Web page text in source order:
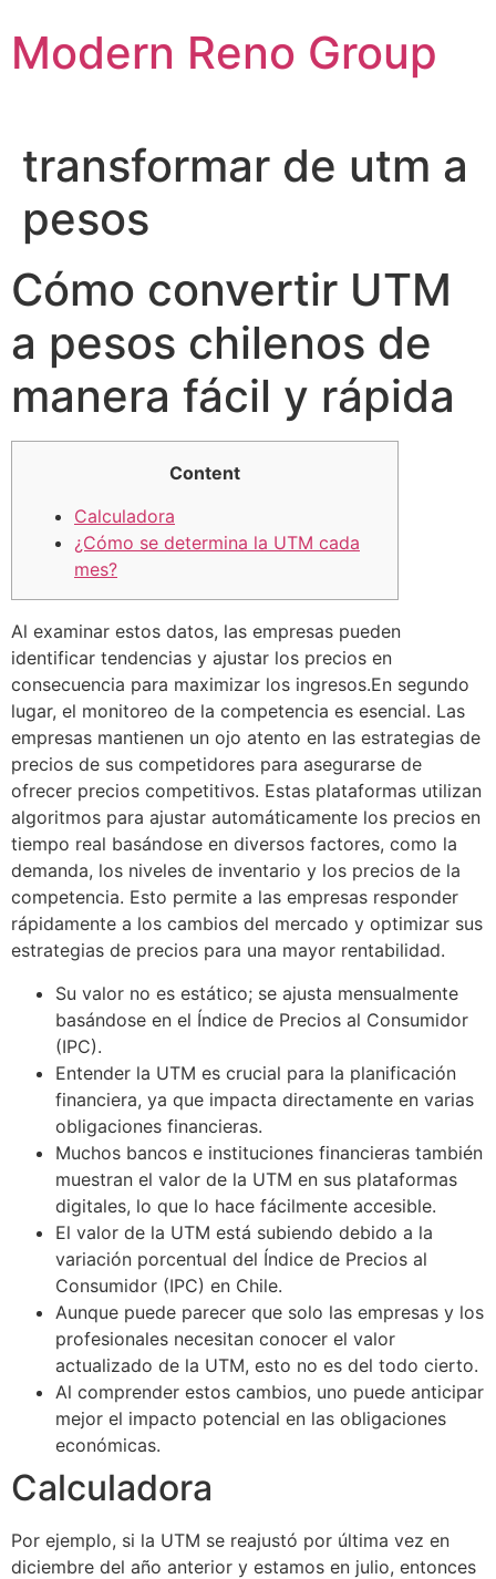
to
content
Modern Reno Group
transformar de utm a
pesos
Cómo convertir UTM
a pesos chilenos de
manera fácil y rápida
Content
Calculadora
¿Cómo se determina la UTM cada
mes?
Al examinar estos datos, las empresas pueden
identificar tendencias y ajustar los precios en
consecuencia para maximizar los ingresos.En segundo
lugar, el monitoreo de la competencia es esencial. Las
empresas mantienen un ojo atento en las estrategias de
precios de sus competidores para asegurarse de
ofrecer precios competitivos. Estas plataformas utilizan
algoritmos para ajustar automáticamente los precios en
tiempo real basándose en diversos factores, como la
demanda, los niveles de inventario y los precios de la
competencia. Esto permite a las empresas responder
rápidamente a los cambios del mercado y optimizar sus
estrategias de precios para una mayor rentabilidad.
Su valor no es estático; se ajusta mensualmente
basándose en el Índice de Precios al Consumidor
(IPC).
Entender la UTM es crucial para la planificación
financiera, ya que impacta directamente en varias
obligaciones financieras.
Muchos bancos e instituciones financieras también
muestran el valor de la UTM en sus plataformas
digitales, lo que lo hace fácilmente accesible.
El valor de la UTM está subiendo debido a la
variación porcentual del Índice de Precios al
Consumidor (IPC) en Chile.
Aunque puede parecer que solo las empresas y los
profesionales necesitan conocer el valor
actualizado de la UTM, esto no es del todo cierto.
Al comprender estos cambios, uno puede anticipar
mejor el impacto potencial en las obligaciones
económicas.
Calculadora
Por ejemplo, si la UTM se reajustó por última vez en
diciembre del año anterior y estamos en julio, entonces